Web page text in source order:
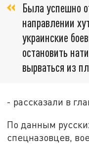
Была успешно
направлении
украинские
остановить
вырваться из
- рассказали в
По данным
спецназовцев,